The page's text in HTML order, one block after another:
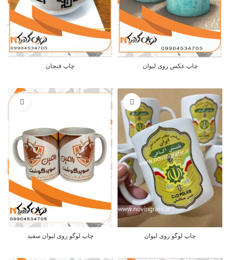
چاپ عکس روی لیوان چاپ فنجان
چاپ لوگو روی لیوان چاپ لوگو روی لیوان سفید